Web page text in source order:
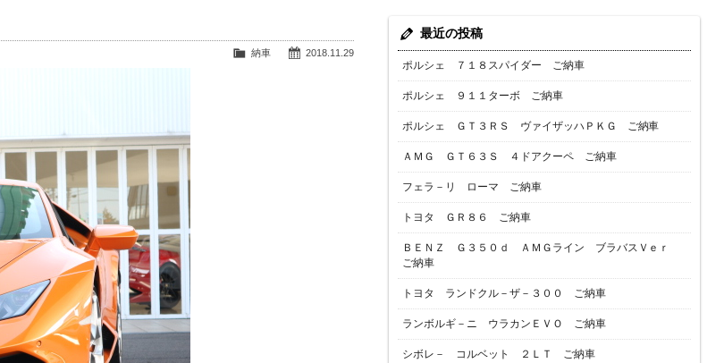
2018.11.29
納車
最近の投稿
ポルシェ ７１８スパイダー ご納車
ポルシェ ９１１ターボ ご納車
ポルシェ ＧＴ３ＲＳ ヴァイザッハＰＫＧ ご納車
ＡＭＧ ＧＴ６３Ｓ ４ドアクーペ ご納車
フェラ－リ ローマ ご納車
トヨタ ＧＲ８６ ご納車
ＢＥＮＺ Ｇ３５０ｄ ＡＭＧライン ブラバスＶｅｒ
ご納車
トヨタ ランドクル－ザ－３００ ご納車
ランボルギ－ニ ウラカンＥＶＯ ご納車
シボレ－ コルベット ２ＬＴ ご納車